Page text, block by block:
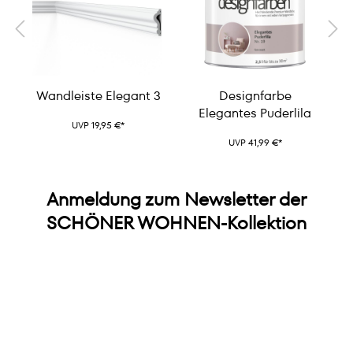
Wandleiste Elegant 3
UVP 19,95 €*
Designfarbe
Elegantes Puderlila
UVP 41,99 €*
Anmeldung zum Newsletter der
SCHÖNER WOHNEN-Kollektion